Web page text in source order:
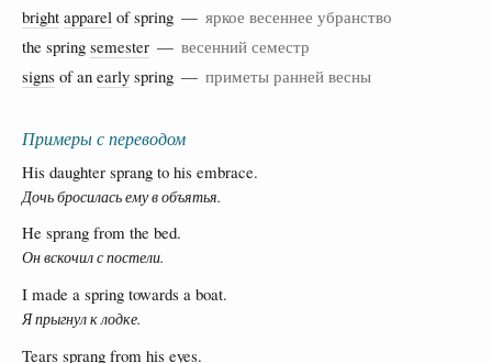
bright apparel of spring — яркое весеннее убранство
the spring semester — весенний семестр
signs of an early spring — приметы ранней весны
Примеры с переводом
His daughter sprang to his embrace.
Дочь бросилась ему в объятья.
He sprang from the bed.
Он вскочил с постели.
I made a spring towards a boat.
Я прыгнул к лодке.
Tears sprang from his eyes.